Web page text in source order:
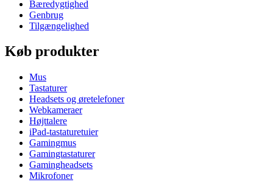
Bæredygtighed
Genbrug
Tilgængelighed
Køb produkter
Mus
Tastaturer
Headsets og øretelefoner
Webkameraer
Højttalere
iPad-tastaturetuier
Gamingmus
Gamingtastaturer
Gamingheadsets
Mikrofoner